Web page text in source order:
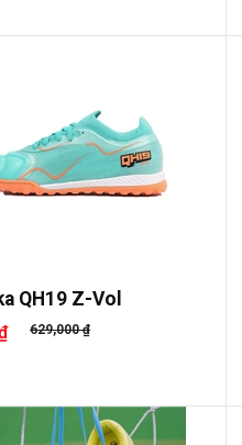
QH19 Z-Vol
629,000 ₫